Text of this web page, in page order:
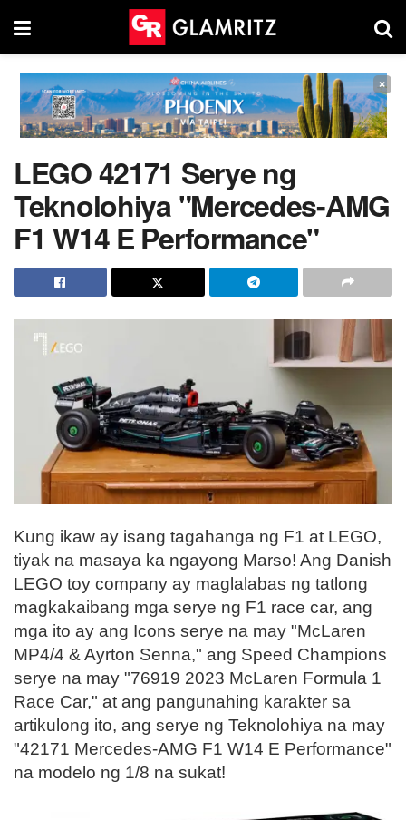
×
LEGO 42171 Serye ng
Teknolohiya "Mercedes-AMG
F1 W14 E Performance"
Kung ikaw ay isang tagahanga ng F1 at LEGO,
tiyak na masaya ka ngayong Marso! Ang Danish
LEGO toy company ay maglalabas ng tatlong
magkakaibang mga serye ng F1 race car, ang
mga ito ay ang Icons serye na may "McLaren
MP4/4 & Ayrton Senna," ang Speed Champions
serye na may "76919 2023 McLaren Formula 1
Race Car," at ang pangunahing karakter sa
artikulong ito, ang serye ng Teknolohiya na may
"42171 Mercedes-AMG F1 W14 E Performance"
na modelo ng 1/8 na sukat!